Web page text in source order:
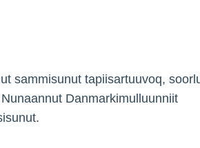
sammisunut tapiisartuuvoq,
Danmarkimulluunniit